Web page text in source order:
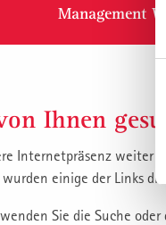
Management
Ihnen
Internetpräsenz weiter
einige der Links
Sie die Suche